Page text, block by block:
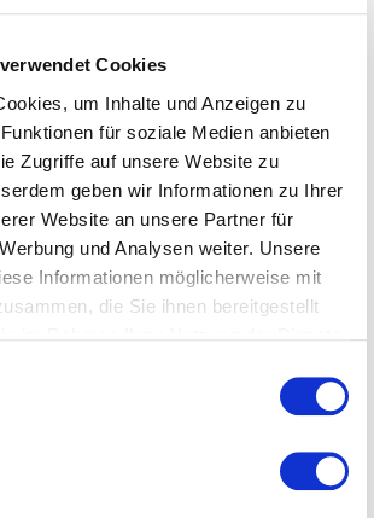
Cookies
um Inhalte und Anzeigen zu
für soziale Medien anbieten
Zugriffe auf unsere Website zu
geben wir Informationen zu Ihrer
Website an unsere Partner für
und Analysen weiter. Unsere
Informationen möglicherweise mit
die Sie ihnen bereitgestellt
entnehmen Sie bitte unserer
ich Ihre Fragen